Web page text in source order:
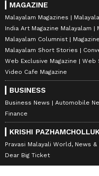
MAGAZINE
Malayalam Magazines
India Art Magazine Malayalam
Malayalam Columnist
Malayalam Short Stories
Web Exclusive Magazine
Web
Video Cafe Magazine
BUSINESS
Business News Automobile
Finance
KRISHI
Pravasi Malayali World, News
Dear Big Ticket